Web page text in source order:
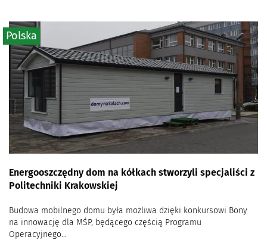
Energooszczędny dom na kółkach stworzyli specjaliści z
Politechniki Krakowskiej
Budowa mobilnego domu była możliwa dzięki konkursowi Bony
na innowację dla MŚP, będącego częścią Programu
Operacyjnego...
Polska